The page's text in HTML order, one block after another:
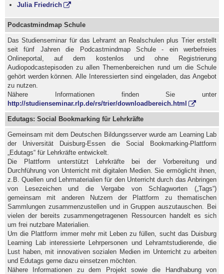
Julia Friedrich
Podcastmindmap Schule
Das Studienseminar für das Lehramt an Realschulen plus Trier erstellt
seit fünf Jahren die Podcastmindmap Schule - ein werbefreies
Onlineportal, auf dem kostenlos und ohne Registrierung
Audiopodcastepisoden zu allen Themenbereichen rund um die Schule
gehört werden können. Alle Interessierten sind eingeladen, das Angebot
zu nutzen.
Nähere Informationen finden Sie unter
http://studienseminar.rlp.de/rs/trier/downloadbereich.html
Edutags: Social Bookmarking für Lehrkräfte
Gemeinsam mit dem Deutschen Bildungsserver wurde am Learning Lab
der Universität Duisburg-Essen die Social Bookmarking-Plattform
„Edutags“ für Lehrkräfte entwickelt.
Die Plattform unterstützt Lehrkräfte bei der Vorbereitung und
Durchführung von Unterricht mit digitalen Medien. Sie ermöglicht ihnen,
z.B. Quellen und Lehrmaterialien für den Unterricht durch das Anbringen
von Lesezeichen und die Vergabe von Schlagworten („Tags“)
gemeinsam mit anderen Nutzern der Plattform zu thematischen
Sammlungen zusammenzustellen und in Gruppen auszutauschen. Bei
vielen der bereits zusammengetragenen Ressourcen handelt es sich
um frei nutzbare Materialien.
Um die Plattform immer mehr mit Leben zu füllen, sucht das Duisburg
Learning Lab interessierte Lehrpersonen und Lehramtstudierende, die
Lust haben, mit innovativen sozialen Medien im Unterricht zu arbeiten
und Edutags gerne dazu einsetzen möchten.
Nähere Informationen zu dem Projekt sowie die Handhabung von